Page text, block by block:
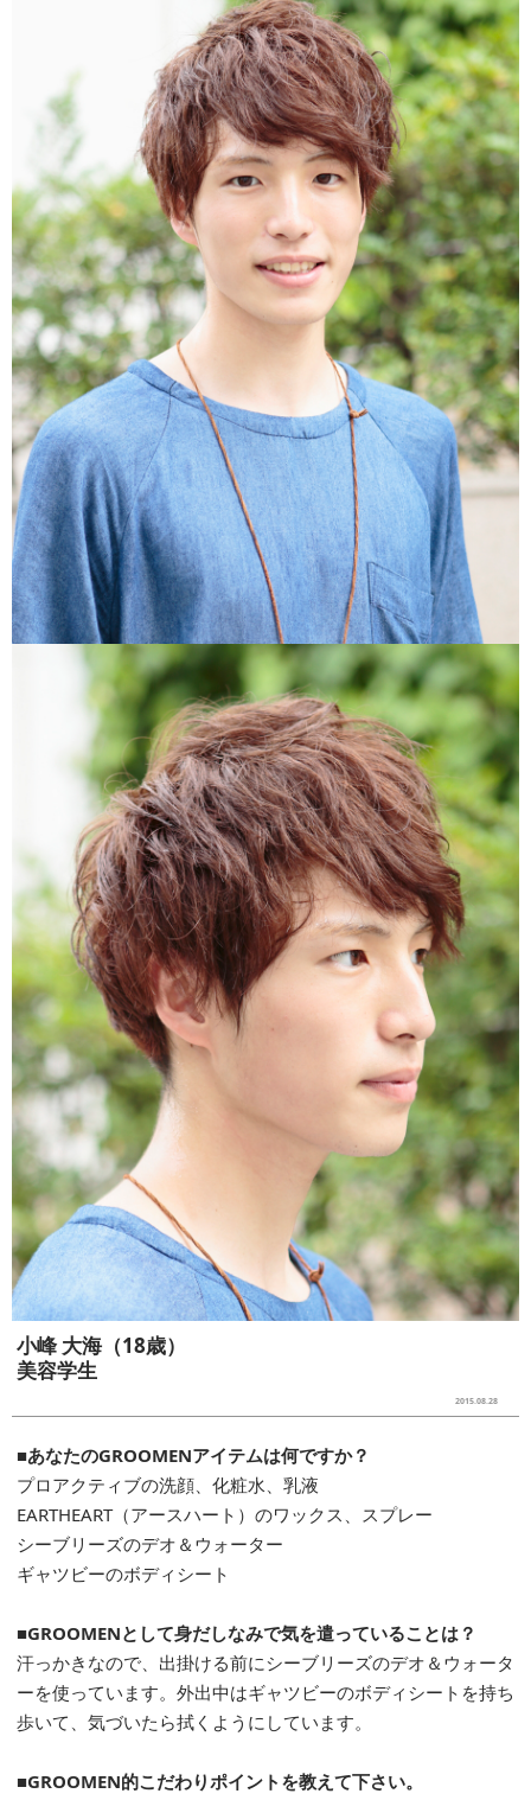
小峰 大海（18歳）
美容学生
2015.08.28
■あなたのGROOMENアイテムは何ですか？
プロアクティブの洗顔、化粧水、乳液
EARTHEART（アースハート）のワックス、スプレー
シーブリーズのデオ＆ウォーター
ギャツビーのボディシート
■GROOMENとして身だしなみで気を遣っていることは？
汗っかきなので、出掛ける前にシーブリーズのデオ＆ウォータ
ーを使っています。外出中はギャツビーのボディシートを持ち
歩いて、気づいたら拭くようにしています。
■GROOMEN的こだわりポイントを教えて下さい。